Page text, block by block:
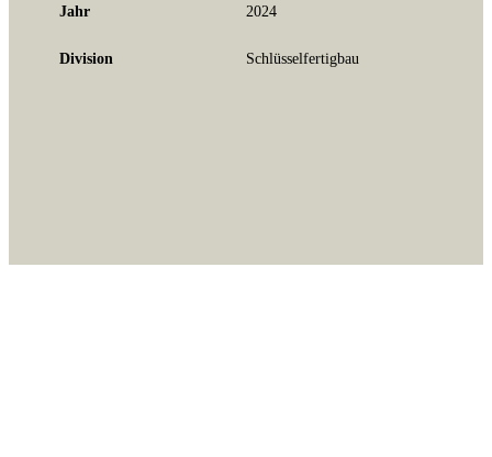
Jahr 2024
Division Schlüsselfertigbau